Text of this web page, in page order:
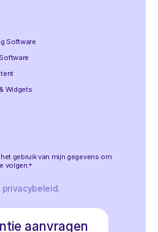
Software
Widgets
gebruik van mijn gegevens om
volgen.*
privacybeleid.